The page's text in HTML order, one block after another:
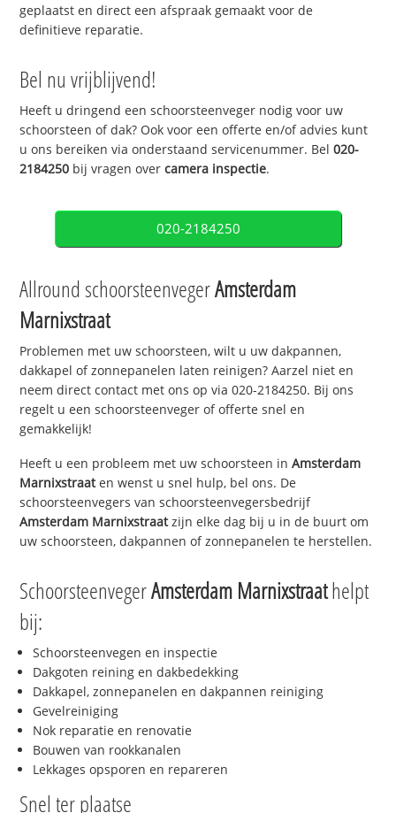
geplaatst en direct een afspraak gemaakt voor de
definitieve reparatie.
Bel nu vrijblijvend!
Heeft u dringend een schoorsteenveger nodig voor uw
schoorsteen of dak? Ook voor een offerte en/of advies kunt
u ons bereiken via onderstaand servicenummer. Bel020-
2184250 bij vragen overcamera inspectie.
020-2184250
Allround schoorsteenvegerAmsterdam
Marnixstraat
Problemen met uw schoorsteen, wilt u uw dakpannen,
dakkapel of zonnepanelen laten reinigen? Aarzel niet en
neem direct contact met ons op via 020-2184250. Bij ons
regelt u een schoorsteenveger of offerte snel en
gemakkelijk!
Heeft u een probleem met uw schoorsteen inAmsterdam
Marnixstraaten wenst u snel hulp, bel ons. De
schoorsteenvegers van schoorsteenvegersbedrijf
Amsterdam Marnixstraatzijn elke dag bij u in de buurt om
uw schoorsteen, dakpannen of zonnepanelen te herstellen.
SchoorsteenvegerAmsterdam Marnixstraathelpt
bij:
Schoorsteenvegen en inspectie
Dakgoten reining en dakbedekking
Dakkapel, zonnepanelen en dakpannen reiniging
Gevelreiniging
Nok reparatie en renovatie
Bouwen van rookkanalen
Lekkages opsporen en repareren
Snel ter plaatse